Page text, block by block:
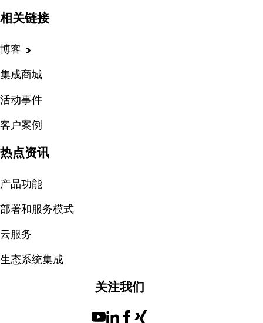
相关链接
博客
集成商城
活动事件
客户案例
热点资讯
产品功能
部署和服务模式
云服务
生态系统集成
关注我们